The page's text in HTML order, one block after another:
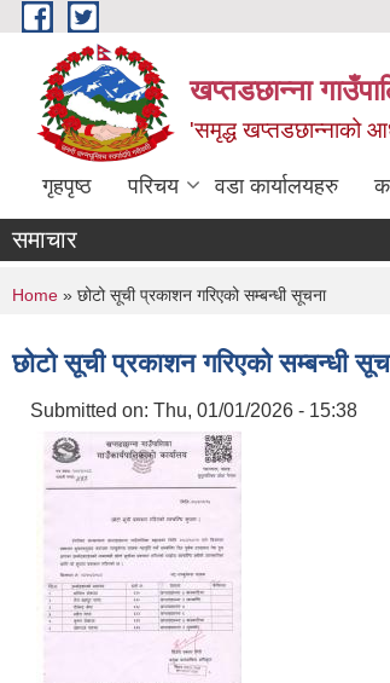
Skip to main content
खप्तडछान्ना
'समृद्ध खप्तडछान्नाको
गृहपृष्ठ परिचय वडा कार्यालयहरु
समाचार
You are here
Home » छोटो सूची प्रकाशन गरिएको सम्बन्धी सूचना
छोटो सूची प्रकाशन गरिएको सम्बन्धी
Submitted on: Thu, 01/01/2026 - 15:38